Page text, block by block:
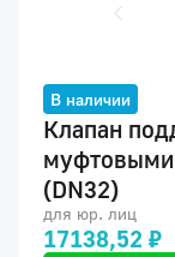
В наличии
Клапан
муфтовыми
(DN32)
для юр. лиц
17138,52 ₽